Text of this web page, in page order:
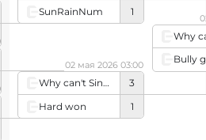
SunRainNum
1
Why can't Singapore
3
Hard won
1
02 мая 2026 03:00